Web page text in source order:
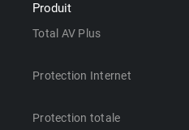
Produit
Total AV Plus
Protection Internet
Protection totale